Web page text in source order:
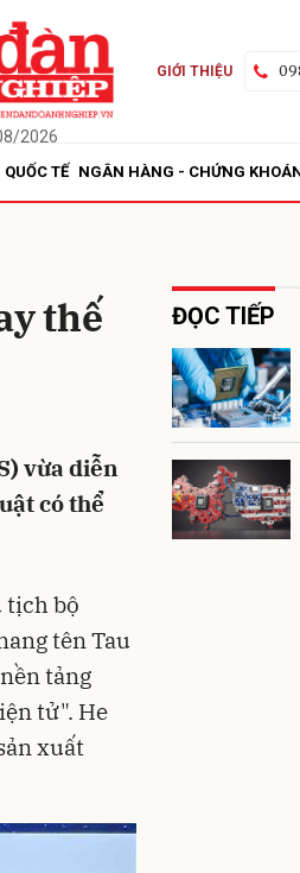
2026
GIỚI THIỆU
QUỐC TẾ NGÂN HÀNG - CHỨNG
thế
vừa diễn
có thể
tịch bộ
tên Tau
tảng
tử". He
xuất
ĐỌC TIẾP
Gửi